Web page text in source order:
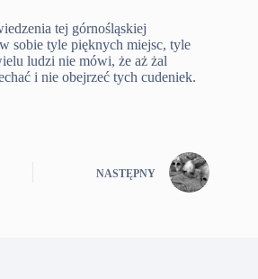
tej górnośląskiej
sobie tyle pięknych miejsc, tyle
ludzi nie mówi, że aż żal
i nie obejrzeć tych cudeniek.
NASTĘPNY